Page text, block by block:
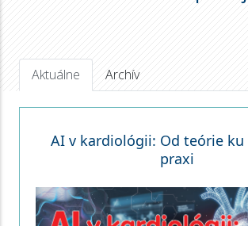
Aktuálne Archív
AI v kardiológii: Od teórie
praxi